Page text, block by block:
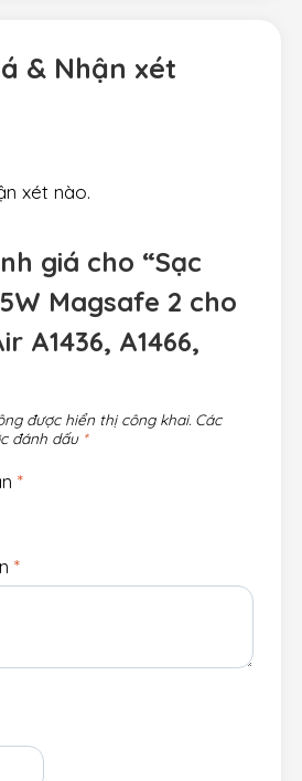
& Nhận xét
xét nào.
giá cho “Sạc
Magsafe 2 cho
A1436, A1466,
được hiển thị công khai. Các
đánh dấu *
*
*